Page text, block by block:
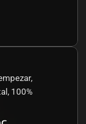
100%